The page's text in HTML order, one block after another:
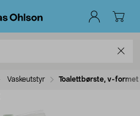
Vaskeutstyr Toalettbørste, v-formet